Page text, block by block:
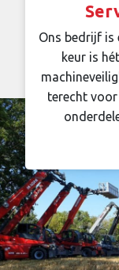
Ons bedrijf is
keur is
terecht